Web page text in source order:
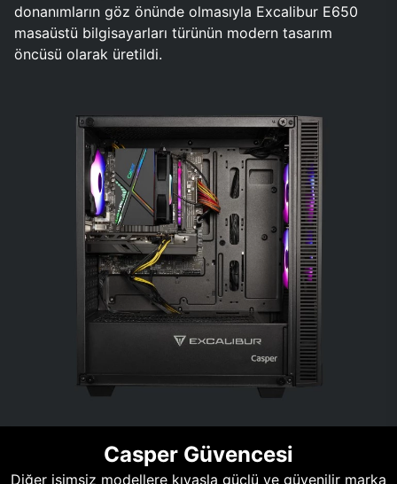
donanımların göz önünde olmasıyla Excalibur E650
masaüstü bilgisayarları türünün modern tasarım
öncüsü olarak üretildi.
Casper Güvencesi
Diğer isimsiz modellere kıyasla güçlü ve güvenilir marka